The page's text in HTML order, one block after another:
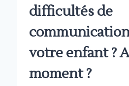
difficultés de
votre enfant ?
moment ?